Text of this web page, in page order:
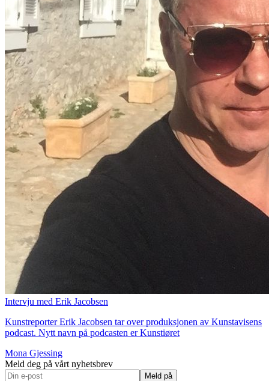
Intervju med Erik Jacobsen
Kunstreporter Erik Jacobsen tar over produksjonen av Kunstavisens
podcast. Nytt navn på podcasten er Kunstiøret
Mona Gjessing
Meld deg på vårt nyhetsbrev
Meld på